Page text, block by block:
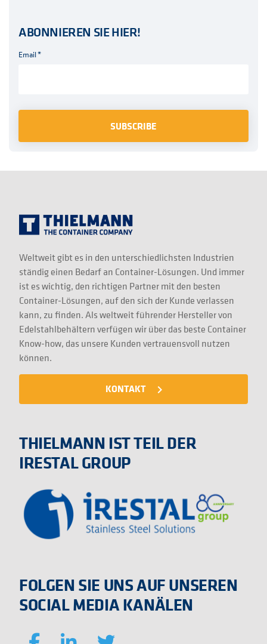
ABONNIEREN SIE HIER!
Email*
Weltweit gibt es in den unterschiedlichsten Industrien
ständig einen Bedarf an Container-Lösungen. Und immer
ist es wichtig, den richtigen Partner mit den besten
Container-Lösungen, auf den sich der Kunde verlassen
kann, zu finden. Als weltweit führender Hersteller von
Edelstahlbehältern verfügen wir über das beste Container
Know-how, das unsere Kunden vertrauensvoll nutzen
können.
KONTAKT navigate_next
THIELMANN IST TEIL DER
IRESTAL GROUP
FOLGEN SIE UNS AUF UNSEREN
SOCIAL MEDIA KANÄLEN